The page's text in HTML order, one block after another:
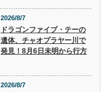
2026/8/7
ドラゴンファイブ・テーの
遺体、チャオプラヤー川で
発見！8月6日未明から行方
2026/8/7